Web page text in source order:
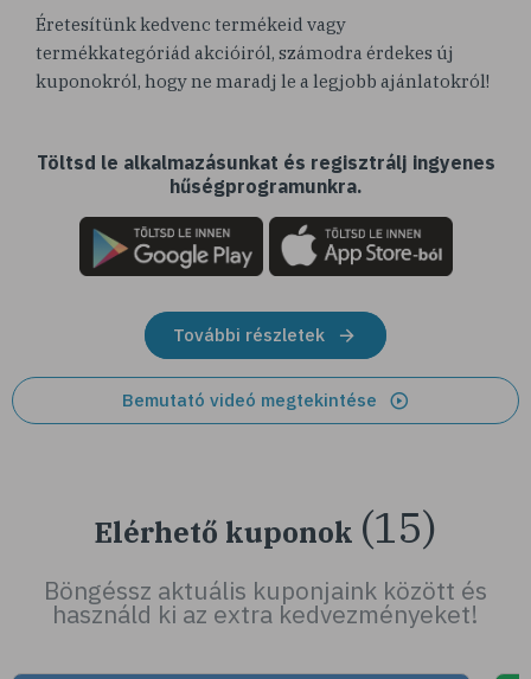
Éretesítünk kedvenc termékeid vagy
termékkategóriád akcióiról, számodra érdekes új
kuponokról, hogy ne maradj le a legjobb ajánlatokról!
Töltsd le alkalmazásunkat és regisztrálj ingyenes
hűségprogramunkra.
További részletek
Bemutató videó megtekintése
Elérhető kuponok (15)
Böngéssz aktuális kuponjaink között és
használd ki az extra kedvezményeket!